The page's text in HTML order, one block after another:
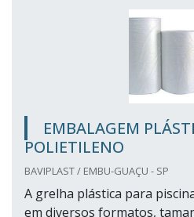
EMBALAGEM
POLIETILENO
BAVIPLAST / EMBU-GUAÇU - SP
A grelha plástica para
em diversos formatos,